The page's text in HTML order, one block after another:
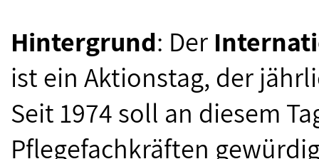
Hintergrund: Der
ist ein Aktionstag, der
Seit 1974 soll an diesem
Pflegefachkräften